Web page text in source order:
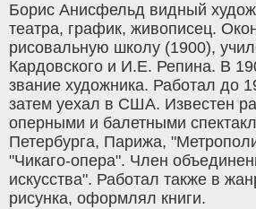
Борис Анисфельд видный
театра, график, живописец.
рисовальную школу (1900),
Кардовского и И.Е. Репина. В
звание художника. Работал до
затем уехал в США. Известен
оперными и балетными
Петербурга, Парижа,
"Чикаго-опера". Член
искусства". Работал также в
рисунка, оформлял книги.